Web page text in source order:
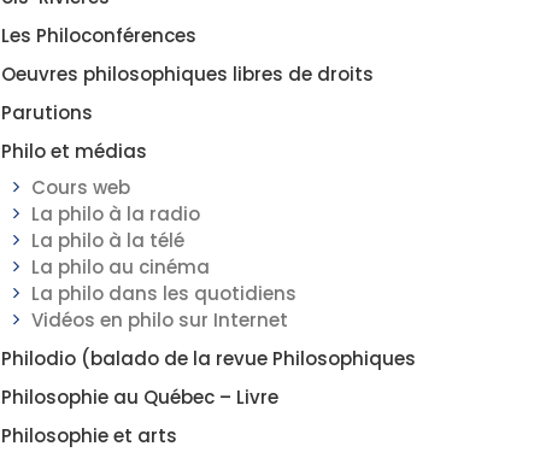
Les Philoconférences
Oeuvres philosophiques libres de droits
Parutions
Philo et médias
Cours web
La philo à la radio
La philo à la télé
La philo au cinéma
La philo dans les quotidiens
Vidéos en philo sur Internet
Philodio (balado de la revue Philosophiques
Philosophie au Québec – Livre
Philosophie et arts